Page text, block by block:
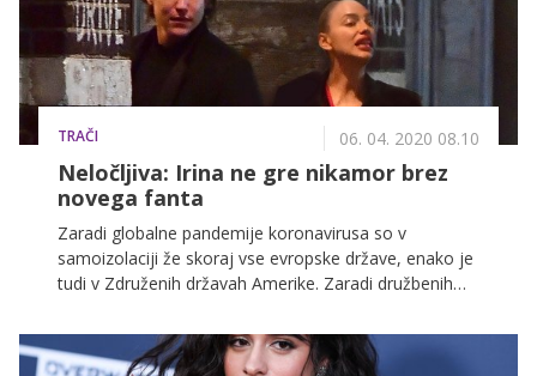
TRAČI 06. 04. 2020 08.10
Neločljiva: Irina ne gre nikamor brez
novega fanta
Zaradi globalne pandemije koronavirusa so v
samoizolaciji že skoraj vse evropske države, enako je
tudi v Združenih državah Amerike. Zaradi družbenih
številne zvezdnice pozivajo k odgovornosti in
spoštovanju vladnih odlokov. In kako si čas krajšajo